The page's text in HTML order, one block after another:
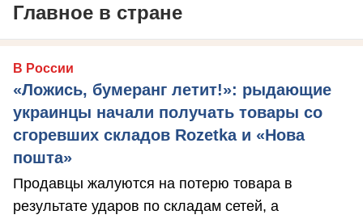
Главное в стране
В России
«Ложись, бумеранг летит!»: рыдающие
украинцы начали получать товары со
сгоревших складов Rozetka и «Нова
пошта»
Продавцы жалуются на потерю товара в
результате ударов по складам сетей, а